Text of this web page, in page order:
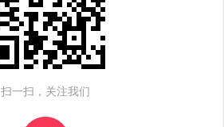
扫一扫，关注我们